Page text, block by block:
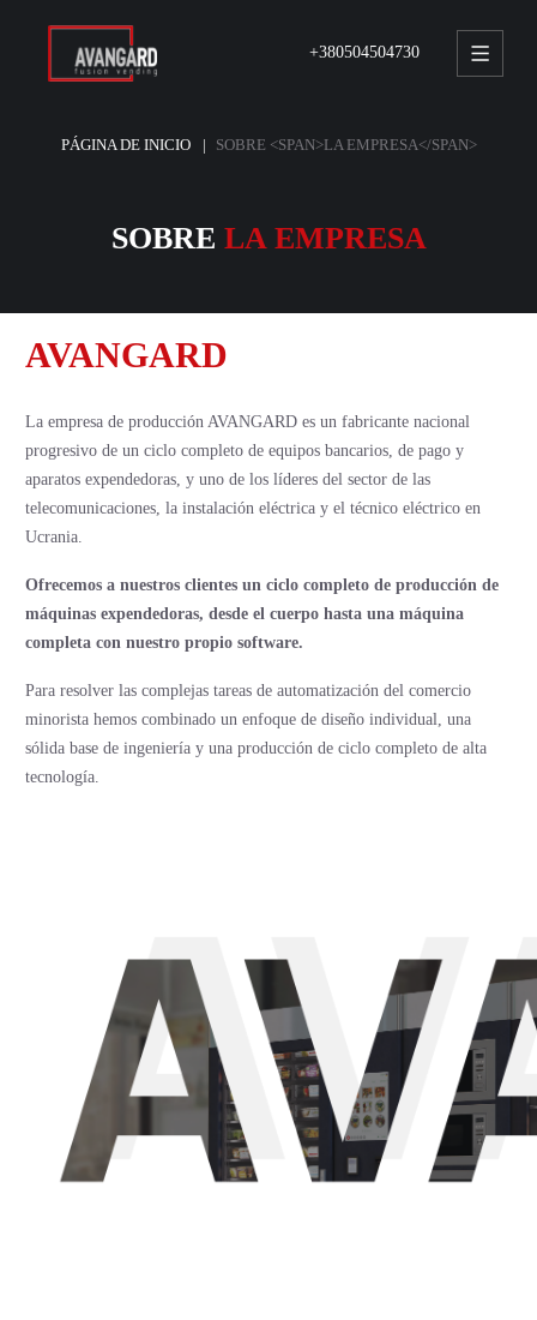
+380504504730
PÁGINA DE INICIO SOBRE <SPAN>LA EMPRESA</SPAN>
SOBRE LA EMPRESA
AVANGARD
La empresa de producción AVANGARD es un fabricante nacional
progresivo de un ciclo completo de equipos bancarios, de pago y
aparatos expendedoras, y uno de los líderes del sector de las
telecomunicaciones, la instalación eléctrica y el técnico eléctrico en
Ucrania.
Ofrecemos a nuestros clientes un ciclo completo de producción de
máquinas expendedoras, desde el cuerpo hasta una máquina
completa con nuestro propio software.
Para resolver las complejas tareas de automatización del comercio
minorista hemos combinado un enfoque de diseño individual, una
sólida base de ingeniería y una producción de ciclo completo de alta
tecnología.